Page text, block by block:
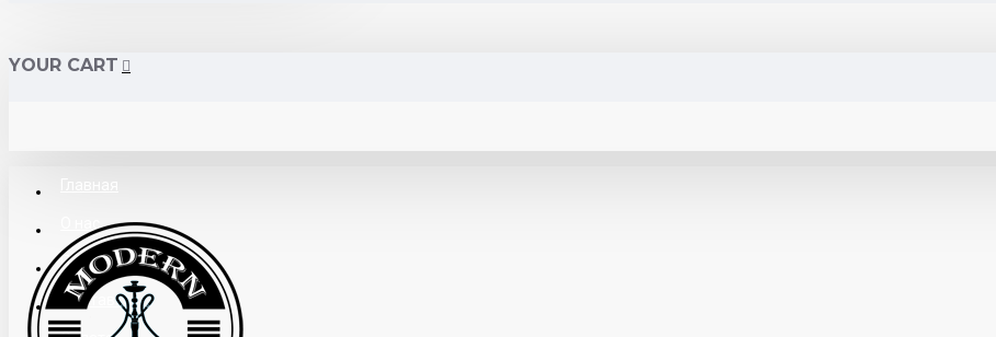
YOUR CART
Поставщикам
Доставка